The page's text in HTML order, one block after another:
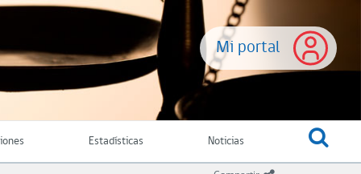
Mi portal
Estadísticas Noticias